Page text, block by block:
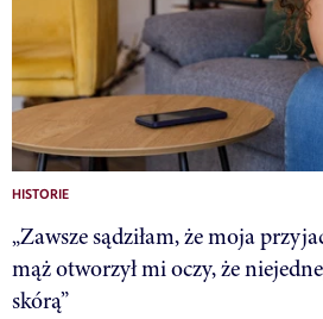
HISTORIE
„Zawsze sądziłam, że moja
mąż otworzył mi oczy, że
skórą”